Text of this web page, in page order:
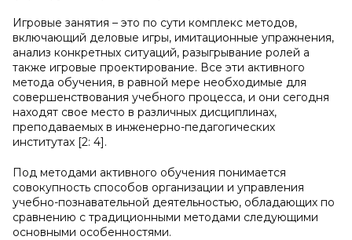
Игровые занятия – это по сути комплекс методов,
включающий деловые игры, имитационные упражнения,
анализ конкретных ситуаций, разыгрывание ролей а
также игровые проектирование. Все эти активного
метода обучения, в равной мере необходимые для
совершенствования учебного процесса, и они сегодня
находят свое место в различных дисциплинах,
преподаваемых в инженерно-педагогических
институтах [2: 4].
Под методами активного обучения понимается
совокупность способов организации и управления
учебно-познавательной деятельностью, обладающих по
сравнению с традиционными методами следующими
основными особенностями.